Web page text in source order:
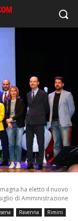
ha eletto il nuovo
di Amministrazione
Ravenna Rimini